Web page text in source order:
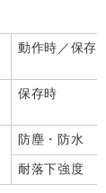
動作時／保存時
保存時
防塵・防水
耐落下強度